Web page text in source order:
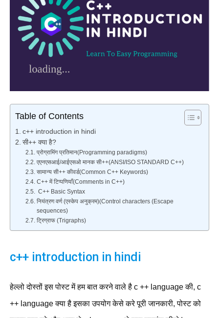
Table of Contents
c++ introduction in hindi
सी++ क्या है?
प्रोग्रामिंग प्रतिमान(Programming paradigms)
एएनएसआई/आईएसओ मानक सी++(ANSI/ISO STANDARD C++)
सामान्य सी++ कीवर्ड(Common C++ Keywords)
C++ में टिप्पणियाँ(Comments in C++)
C++ Basic Syntax
नियंत्रण वर्ण (एस्केप अनुक्रम)(Control characters (Escape
sequences)
ट्रिग्राफ (Trigraphs)
c++ introduction in hindi
हेल्लो दोस्तों इस पोस्ट में हम बात करने वाले है c ++ language की, c
++ language क्या है इसका उपयोग केसे करे पूरी जानकारी, पोस्ट को